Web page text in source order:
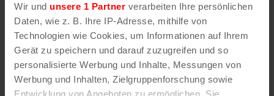
Wir und unsere 1 Partner verarbeiten Ihre persönlichen
Daten, wie z. B. Ihre IP-Adresse, mithilfe von
Technologien wie Cookies, um Informationen auf Ihrem
Gerät zu speichern und darauf zuzugreifen und so
personalisierte Werbung und Inhalte, Messungen von
Werbung und Inhalten, Zielgruppenforschung sowie
Entwicklung von Angeboten zu ermöglichen. Sie
erhältst Du unsere koeln.de-Karte mit vielen
weiteren Details wie z.B. Hausnummern.
Unser Stadtplan basiert auf Daten des
OpenStreetMap
-Projekts (
© OpenStreetMap
Mitwirkende
) und von OpenCycleMap.org